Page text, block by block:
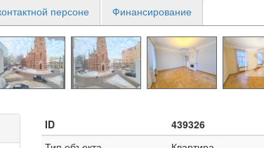
персоне Финансирование
ID
439326